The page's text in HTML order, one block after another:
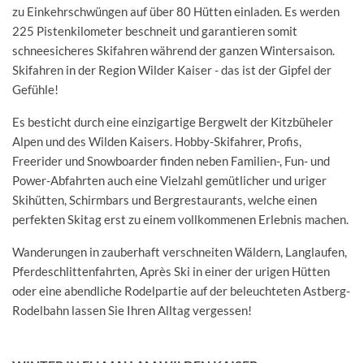
zu Einkehrschwüngen auf über 80 Hütten einladen. Es werden
225 Pistenkilometer beschneit und garantieren somit
schneesicheres Skifahren während der ganzen Wintersaison.
Skifahren in der Region Wilder Kaiser - das ist der Gipfel der
Gefühle!
Es besticht durch eine einzigartige Bergwelt der Kitzbüheler
Alpen und des Wilden Kaisers. Hobby-Skifahrer, Profis,
Freerider und Snowboarder finden neben Familien-, Fun- und
Power-Abfahrten auch eine Vielzahl gemütlicher und uriger
Skihütten, Schirmbars und Bergrestaurants, welche einen
perfekten Skitag erst zu einem vollkommenen Erlebnis machen.
Wanderungen in zauberhaft verschneiten Wäldern, Langlaufen,
Pferdeschlittenfahrten, Après Ski in einer der urigen Hütten
oder eine abendliche Rodelpartie auf der beleuchteten Astberg-
Rodelbahn lassen Sie Ihren Alltag vergessen!